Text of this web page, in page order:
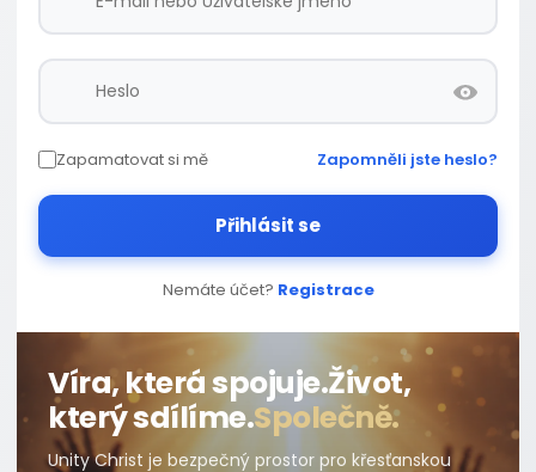
Zapamatovat si mě Zapomněli jste heslo?
Přihlásit se
Nemáte účet? Registrace
Víra, která spojuje.Život,
který sdílíme.Společně.
Unity Christ je bezpečný prostor pro křesťanskou